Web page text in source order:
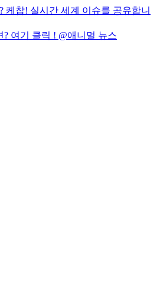
케찹! 실시간 세계 이슈를 공유합니
? 여기 클릭 ! @애니멀 뉴스